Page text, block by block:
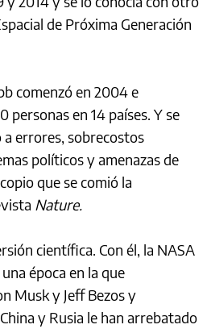
de Próxima Generación
comenzó en 2004 e
personas en 14 países. Y se
errores, sobrecostos
políticos y amenazas de
que se comió la
Nature.
científica. Con él, la NASA
época en la que
Musk y Jeff Bezos y
y Rusia le han arrebatado